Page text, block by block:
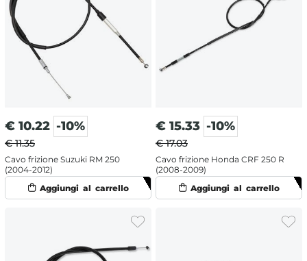
€ 10.22 -10%
€ 11.35
Cavo frizione Suzuki RM 250
(2004-2012)
€ 15.33 -10%
€ 17.03
Cavo frizione Honda CRF 250 R
(2008-2009)